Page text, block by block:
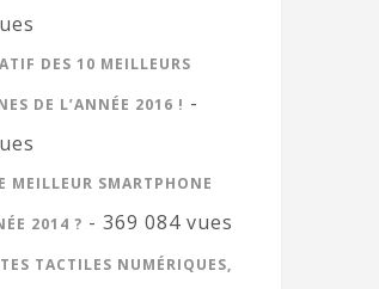
DES 10 MEILLEURS
DE L’ANNÉE 2016 ! -
MEILLEUR SMARTPHONE
2014 ? - 369 084 vues
TACTILES NUMÉRIQUES,